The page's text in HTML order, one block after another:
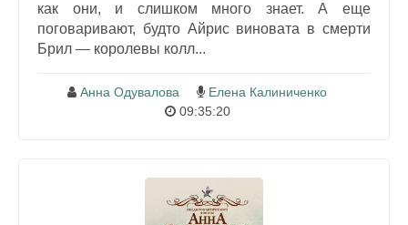
как они, и слишком много знает. А еще
поговаривают, будто Айрис виновата в смерти
Брил — королевы колл...
Анна Одувалова
Елена Калиниченко
09:35:20